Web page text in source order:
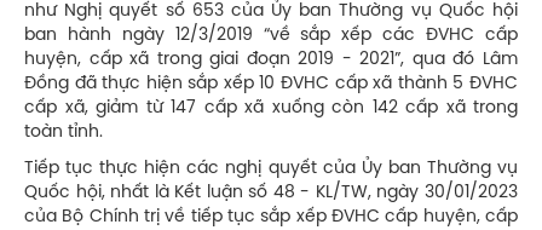
như Nghị quyết số 653 của Ủy ban Thường vụ Quốc hội
ban hành ngày 12/3/2019 “về sắp xếp các ĐVHC cấp
huyện, cấp xã trong giai đoạn 2019 - 2021”, qua đó Lâm
Đồng đã thực hiện sắp xếp 10 ĐVHC cấp xã thành 5 ĐVHC
cấp xã, giảm từ 147 cấp xã xuống còn 142 cấp xã trong
toàn tỉnh.
Tiếp tục thực hiện các nghị quyết của Ủy ban Thường vụ
Quốc hội, nhất là Kết luận số 48 - KL/TW, ngày 30/01/2023
của Bộ Chính trị về tiếp tục sắp xếp ĐVHC cấp huyện, cấp